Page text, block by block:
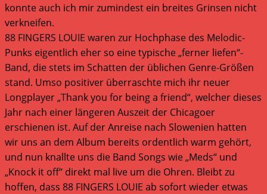
konnte auch ich mir zumindest ein breites Grinsen nicht
verkneifen.
88 FINGERS LOUIE waren zur Hochphase des Melodic-
Punks eigentlich eher so eine typische „ferner liefen“-
Band, die stets im Schatten der üblichen Genre-Größen
stand. Umso positiver überraschte mich ihr neuer
Longplayer „Thank you for being a friend“, welcher dieses
Jahr nach einer längeren Auszeit der Chicagoer
erschienen ist. Auf der Anreise nach Slowenien hatten
wir uns an dem Album bereits ordentlich warm gehört,
und nun knallte uns die Band Songs wie „Meds“ und
„Knock it off“ direkt mal live um die Ohren. Bleibt zu
hoffen, dass 88 FINGERS LOUIE ab sofort wieder etwas